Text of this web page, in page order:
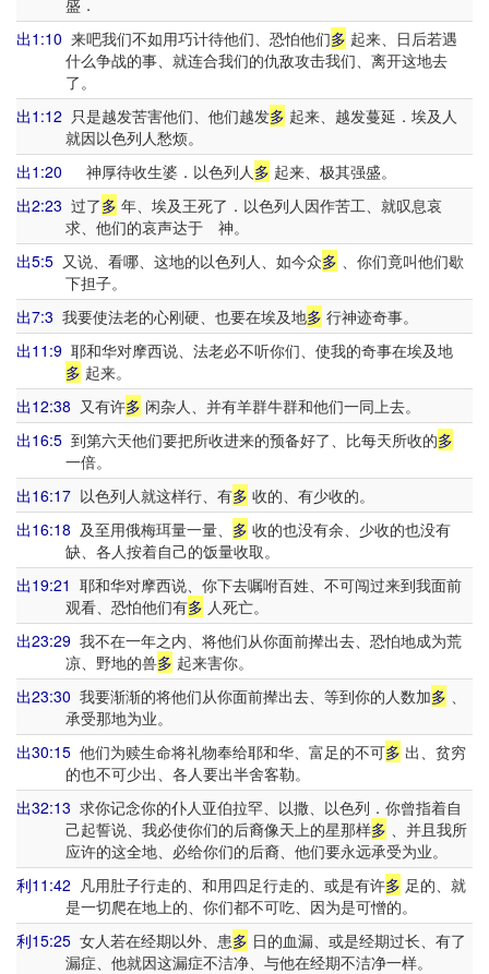
盛．
出1:10 来吧我们不如用巧计待他们、恐怕他们多 起来、日后若遇
什么争战的事、就连合我们的仇敌攻击我们、离开这地去
了。
出1:12 只是越发苦害他们、他们越发多 起来、越发蔓延．埃及人
就因以色列人愁烦。
出1:20 神厚待收生婆．以色列人多 起来、极其强盛。
出2:23 过了多 年、埃及王死了．以色列人因作苦工、就叹息哀
求、他们的哀声达于 神。
出5:5 又说、看哪、这地的以色列人、如今众多 、你们竟叫他们歇
下担子。
出7:3 我要使法老的心刚硬、也要在埃及地多 行神迹奇事。
出11:9 耶和华对摩西说、法老必不听你们、使我的奇事在埃及地
多 起来。
出12:38 又有许多 闲杂人、并有羊群牛群和他们一同上去。
出16:5 到第六天他们要把所收进来的预备好了、比每天所收的多
一倍。
出16:17 以色列人就这样行、有多 收的、有少收的。
出16:18 及至用俄梅珥量一量、 多 收的也没有余、少收的也没有
缺、各人按着自己的饭量收取。
出19:21 耶和华对摩西说、你下去嘱咐百姓、不可闯过来到我面前
观看、恐怕他们有多 人死亡。
出23:29 我不在一年之内、将他们从你面前撵出去、恐怕地成为荒
凉、野地的兽多 起来害你。
出23:30 我要渐渐的将他们从你面前撵出去、等到你的人数加多 、
承受那地为业。
出30:15 他们为赎生命将礼物奉给耶和华、富足的不可多 出、贫穷
的也不可少出、各人要出半舍客勒。
出32:13 求你记念你的仆人亚伯拉罕、以撒、以色列．你曾指着自
己起誓说、我必使你们的后裔像天上的星那样多 、并且我所
应许的这全地、必给你们的后裔、他们要永远承受为业。
利11:42 凡用肚子行走的、和用四足行走的、或是有许多 足的、就
是一切爬在地上的、你们都不可吃、因为是可憎的。
利15:25 女人若在经期以外、患多 日的血漏、或是经期过长、有了
漏症、他就因这漏症不洁净、与他在经期不洁净一样。